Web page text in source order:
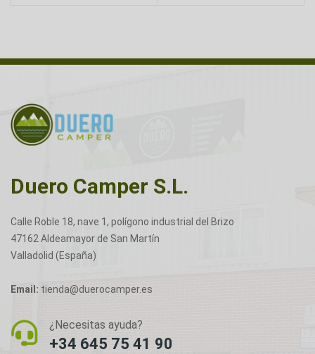
Duero Camper S.L.
Calle Roble 18, nave 1, polígono industrial del Brizo
47162 Aldeamayor de San Martín
Valladolid (España)
Email: tienda@duerocamper.es
¿Necesitas ayuda?
+34 645 75 41 90